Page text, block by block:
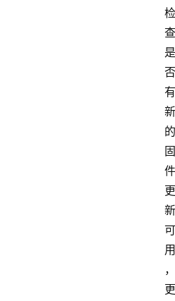
检
查
是
否
有
新
的
固
件
更
新
可
用
，
更